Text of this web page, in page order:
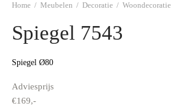
Home / Meubelen / Decoratie / Woondecoratie
Spiegel 7543
Spiegel Ø80
Adviesprijs
€169,-